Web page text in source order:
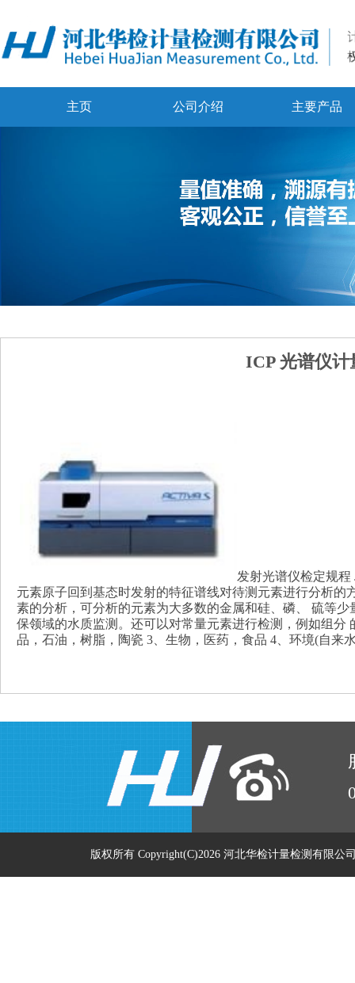
主页 公司介绍 主要产品
ICP 光谱仪
发射光谱仪检定规程
元素原子回到基态时发射的特征谱线对待测元素进行分析
素的分析，可分析的元素为大多数的金属和硅、磷、 硫等
保领域的水质监测。还可以对常量元素进行检测，例如组分
品，石油，树脂，陶瓷 3、生物，医药，食品 4、环境(自来
版权所有 Copyright(C)2026 河北华检计量检测有限